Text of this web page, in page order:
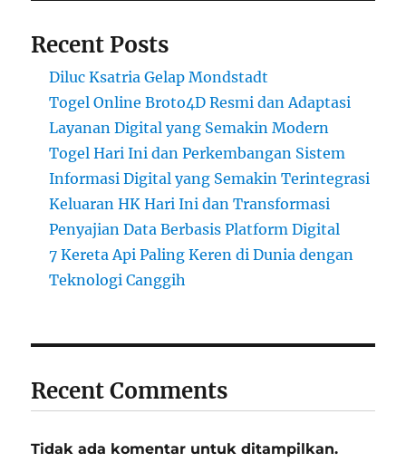
Recent Posts
Diluc Ksatria Gelap Mondstadt
Togel Online Broto4D Resmi dan Adaptasi
Layanan Digital yang Semakin Modern
Togel Hari Ini dan Perkembangan Sistem
Informasi Digital yang Semakin Terintegrasi
Keluaran HK Hari Ini dan Transformasi
Penyajian Data Berbasis Platform Digital
7 Kereta Api Paling Keren di Dunia dengan
Teknologi Canggih
Recent Comments
Tidak ada komentar untuk ditampilkan.